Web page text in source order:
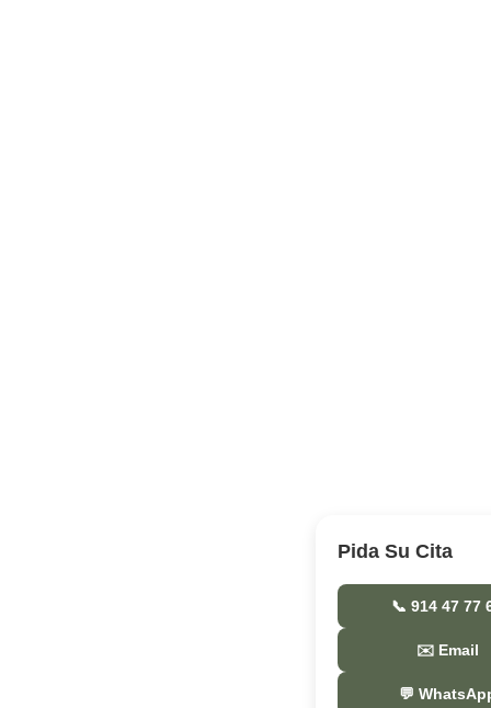
Pida Su Cita
📞 914 47 77
✉️ Email
💬